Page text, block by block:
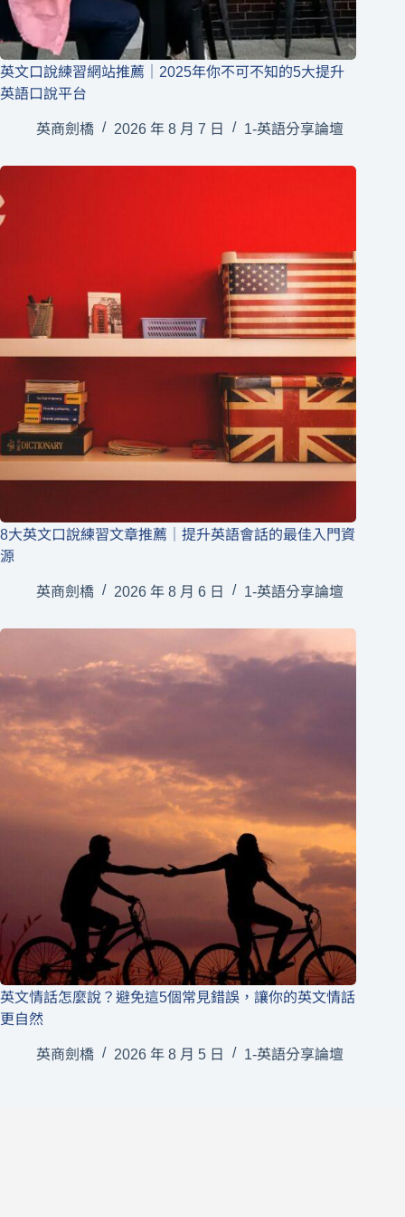
英文口說練習網站推薦｜2025年你不可不知的5大提升
英語口說平台
英商劍橋 2026 年 8 月 7 日 1-英語分享論壇
8大英文口說練習文章推薦｜提升英語會話的最佳入門資
源
英商劍橋 2026 年 8 月 6 日 1-英語分享論壇
英文情話怎麼說？避免這5個常見錯誤，讓你的英文情話
更自然
英商劍橋 2026 年 8 月 5 日 1-英語分享論壇